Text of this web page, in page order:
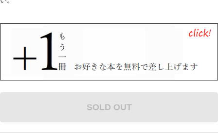
SOLD OUT